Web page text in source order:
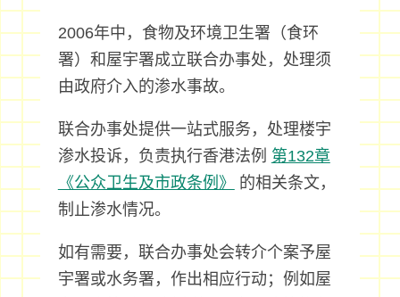
2006年中，食物及环境卫生署（食环
署）和屋宇署成立联合办事处，处理须
由政府介入的渗水事故。
联合办事处提供一站式服务，处理楼宇
渗水投诉，负责执行香港法例 第132章
《公众卫生及市政条例》
的相关条文，
制止渗水情况。
如有需要，联合办事处会转介个案予屋
宇署或水务署，作出相应行动；例如屋